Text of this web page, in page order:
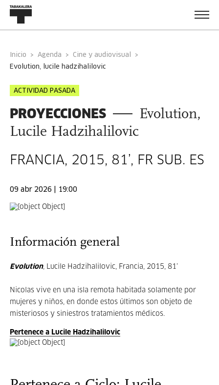
Inicio Agenda
Cine y audiovisual
evolution, lucile hadzihalilovic
ACTIVIDAD PASADA
PROYECCIONES
Evolution,
Lucile Hadzihalilovic
FRANCIA, 2015, 81’, FR SUB. ES
09 abr 2026 | 19:00
Información general
Evolution, Lucile Hadzihalilovic, Francia, 2015, 81’
Nicolas vive en una isla remota habitada solamente por
mujeres y niños, en donde estos últimos son objeto de
misteriosos y siniestros tratamientos médicos.
Pertenece a Lucile Hadzihalilovic